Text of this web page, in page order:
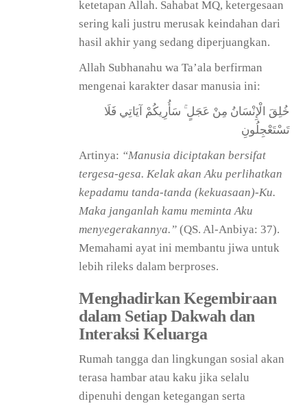
ketetapan Allah. Sahabat MQ, ketergesaan
sering kali justru merusak keindahan dari
hasil akhir yang sedang diperjuangkan.
Allah Subhanahu wa Ta’ala berfirman
mengenai karakter dasar manusia ini:
خُلِقَ الْإِنْسَانُ مِنْ عَجَلٍ ۚ سَأُرِيكُمْ آيَاتِي فَلَا
تَسْتَعْجِلُونِ
Artinya: “Manusia diciptakan bersifat
tergesa-gesa. Kelak akan Aku perlihatkan
kepadamu tanda-tanda (kekuasaan)-Ku.
Maka janganlah kamu meminta Aku
menyegerakannya.” (QS. Al-Anbiya: 37).
Memahami ayat ini membantu jiwa untuk
lebih rileks dalam berproses.
Menghadirkan Kegembiraan
dalam Setiap Dakwah dan
Interaksi Keluarga
Rumah tangga dan lingkungan sosial akan
terasa hambar atau kaku jika selalu
dipenuhi dengan ketegangan serta